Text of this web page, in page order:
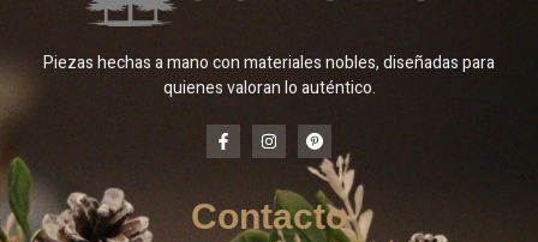
Piezas hechas a mano con materiales nobles, diseñadas para
quienes valoran lo auténtico.
Contacto